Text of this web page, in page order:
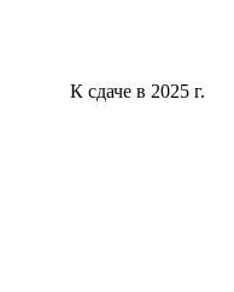
К сдаче в 2025 г.